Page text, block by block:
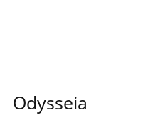
Odysseia